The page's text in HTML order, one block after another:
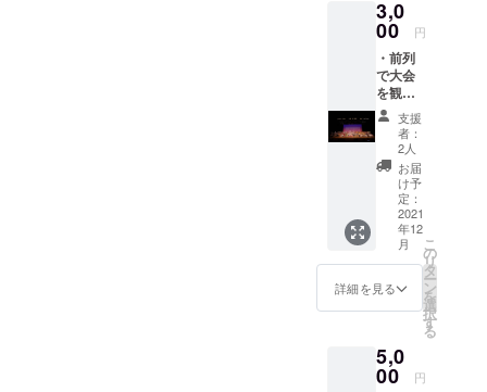
ンルと
年齢を
記載し
てくだ
さい。
3,0
00 円
・前列
で大会
を観覧
できる
券を発
行しま
す。
支援
者：
2人
お届
け予
定：
2021
年12
月
詳細を見る
こ
の
リ
タ
ー
ン
を
選
択
す
る
5,0
00 円